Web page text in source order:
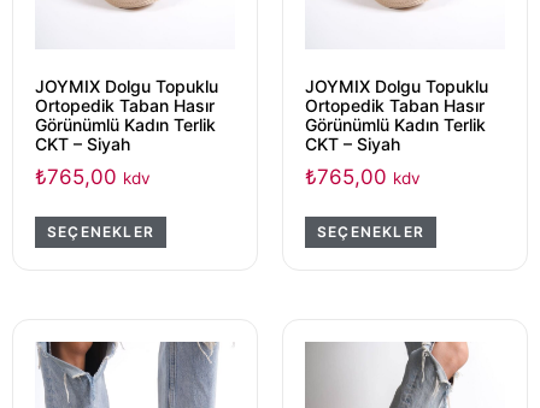
JOYMIX Dolgu Topuklu
Ortopedik Taban Hasır
Görünümlü Kadın Terlik
CKT – Siyah
₺765,00 kdv
SEÇENEKLER
JOYMIX Dolgu Topuklu
Ortopedik Taban Hasır
Görünümlü Kadın Terlik
CKT – Siyah
₺765,00 kdv
SEÇENEKLER